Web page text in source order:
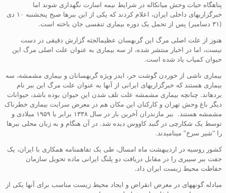
پناهگاه حیات وحش میانکاله در شرایط نیمه اسارت نگهداری شوند اما
خبرگزاریهای داخلی ایران، اعلام کردند که یکی از این ببرها صبح پنجشنبه ۱۰ دی
(۳۱ دسامبر) پس از تحمل یک دوره بیماری تنفسی جان باخته است.
هنوز از علت اصلی مرگ این گربهسان عظیمالجثه گزارش دقیقی در دست
نیست، اما در اخبار منتشر شده، از سه بیماری به عنوان علت اصلی مرگ این
حیوان کمیاب یاد شده است.
بیماری ناشی از خوردن گوشت خر، ایدز ویژه گربهسانان و بیماری مشمشه، سه
بیماری هستند که خبرگزاریهای ایرانی از آنها به عنوان علت مرگ این ببر نام
بردهاند. چنانچه بیماری مشمشه علت تلف شدن این حیوان بوده باشد، حیوانات
دیگر باغ وحش تهران و کارکنان این مکان هم در معرض سرایت بیماری خطرناک
مشمشه هستند. ببر مازندران آخرین بار در سال ۱۳۳۸ برابر با ۱۹۵۹ میلادی و
توسط یک شکارچی در گنبد کاووس دیده شد. در آن هنگام و به زبان محلی ببرها
را “شیر سرخ” مینامیدند.
کشور روسیه در اردیبهشت ماه امسال، طی یک تفاهمنامه همکاری با ایران، یک
جفت ببر سیبری را در مقابل دریافت دو پلنگ ایرانی ماده تحویل سازمان
حفاظت محیط زیست ایران داد.
مبادله گونههای در معرض انقراض و ایجاد محیط زیست مناسب برای آنها یکی از